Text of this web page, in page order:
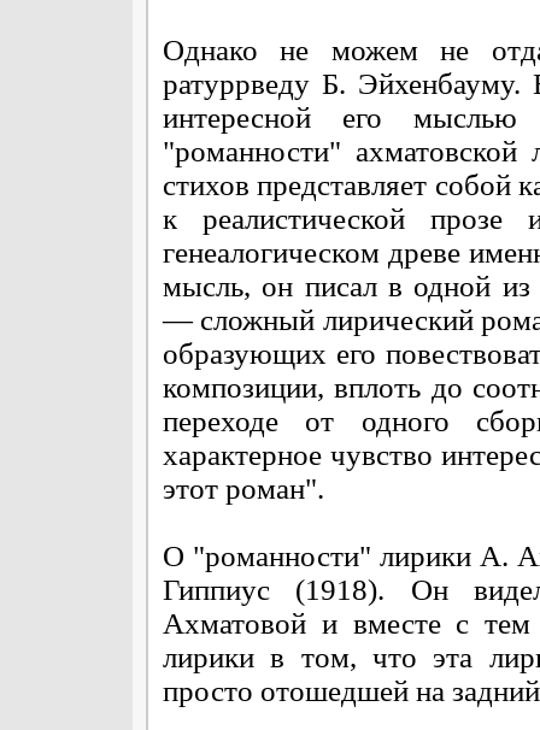
Однако не можем не
ратуррведу Б.
интересной его
"романности"
стихов представляет
к реалистической
генеалогическом древе
мысль, он писал в одной
— сложный лирический
образующих его
композиции, вплоть до
переходе от одного
характерное чувство
этот роман".
О "романности" лирики А.
Гиппиус (1918). Он
Ахматовой и вместе с тем
лирики в том, что эта
просто отошедшей на